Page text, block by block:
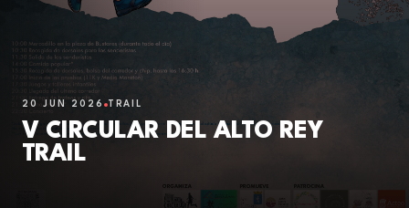
20 JUN 2026 TRAIL
V CIRCULAR DEL ALTO REY
TRAIL